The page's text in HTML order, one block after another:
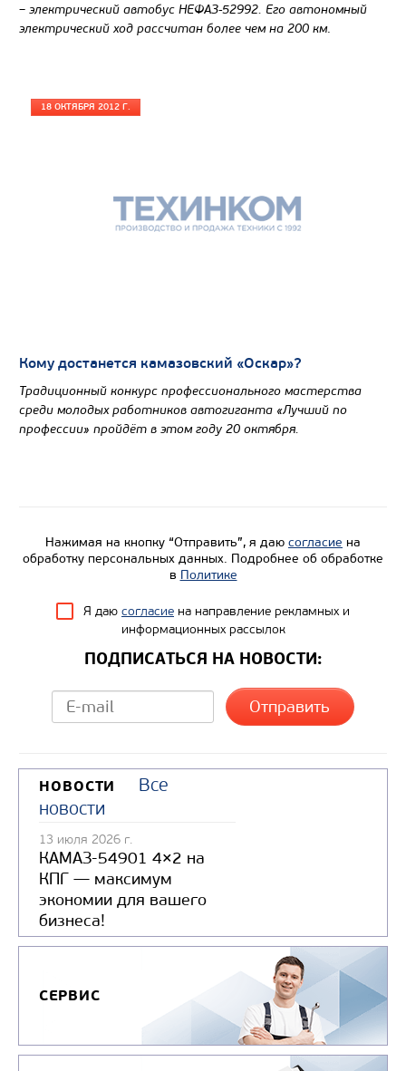
– электрический автобус НЕФАЗ-52992. Его автономный
электрический ход рассчитан более чем на 200 км.
18 ОКТЯБРЯ 2012 Г.
Кому достанется камазовский «Оскар»?
Традиционный конкурс профессионального мастерства
среди молодых работников автогиганта «Лучший по
профессии» пройдёт в этом году 20 октября.
Нажимая на кнопку “Отправить”, я даю согласие на
обработку персональных данных. Подробнее об обработке
в Политике
Я даю согласие на направление рекламных и
информационных рассылок
ПОДПИСАТЬСЯ НА НОВОСТИ:
НОВОСТИ
Все
новости
13 июля 2026 г.
КАМАЗ-54901 4×2 на
КПГ — максимум
экономии для вашего
бизнеса!
СЕРВИС